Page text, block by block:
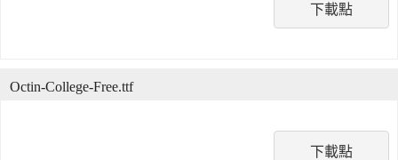
下載點
下載點
Octin-College-Free.ttf